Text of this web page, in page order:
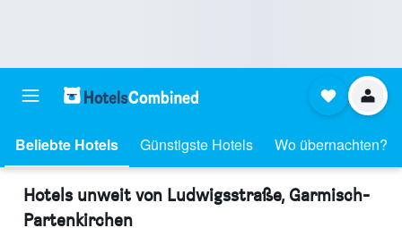
Beliebte Hotels Günstigste Hotels Wo übernachten?
Hotels unweit von Ludwigsstraße, Garmisch-
Partenkirchen